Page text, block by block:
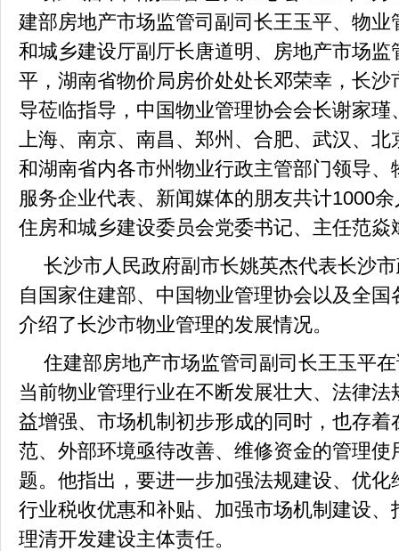
建部房地产市场监管司副司长王玉平、物
和城乡建设厅副厅长唐道明、房地产市场
平，湖南省物价局房价处处长邓荣幸，长
导莅临指导，中国物业管理协会会长谢家
上海、南京、南昌、郑州、合肥、武汉、
和湖南省内各市州物业行政主管部门领导
服务企业代表、新闻媒体的朋友共计1000余
住房和城乡建设委员会党委书记、主任范焱
长沙市人民政府副市长姚英杰代表长沙
自国家住建部、中国物业管理协会以及全
介绍了长沙市物业管理的发展情况。
住建部房地产市场监管司副司长王玉平
当前物业管理行业在不断发展壮大、法律
益增强、市场机制初步形成的同时，也存
范、外部环境亟待改善、维修资金的管理
题。他指出，要进一步加强法规建设、优
行业税收优惠和补贴、加强市场机制建设
理清开发建设主体责任。